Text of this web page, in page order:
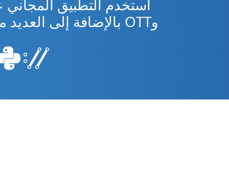
وOTT بالإضافة إلى العديد من التنسيقات الشائعة من Microsoft